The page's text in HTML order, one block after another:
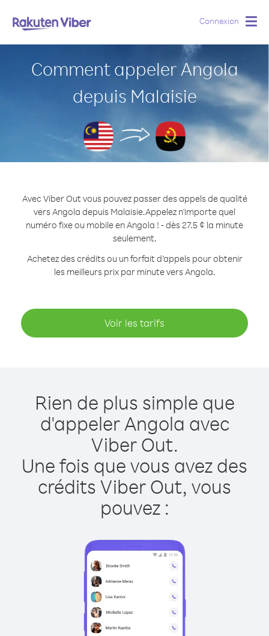
Connexion
Comment appeler Angola
depuis Malaisie
Avec Viber Out vous pouvez passer des appels de qualité
vers Angola depuis Malaisie.Appelez n'importe quel
numéro fixe ou mobile en Angola ! - dès 27.5 ¢ la minute
seulement.
Achetez des crédits ou un forfait d’appels pour obtenir
les meilleurs prix par minute vers Angola.
Voir les tarifs
Rien de plus simple que
d'appeler Angola avec
Viber Out.
Une fois que vous avez des
crédits Viber Out, vous
pouvez :